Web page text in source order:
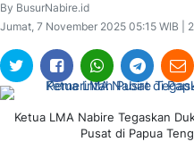
By BusurNabire.id
Jumat, 7 November 2025 05:15 WIB |
Ketua LMA Nabire Tegaskan
Pusat di Papua